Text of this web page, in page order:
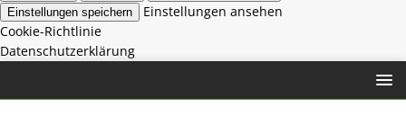
Einstellungen speichern
Einstellungen ansehen
Cookie-Richtlinie
Datenschutzerklärung